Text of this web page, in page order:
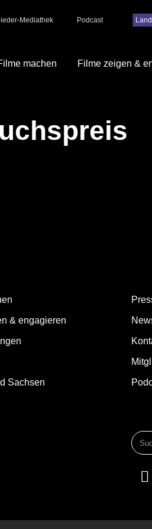
Mediathek Podcast
machen Filme zeigen &
& engagieren
Sachsen